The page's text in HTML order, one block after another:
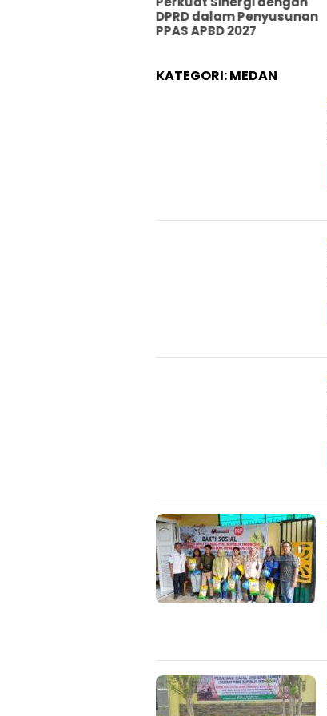
DPRD dalam Penyusunan
PPAS APBD 2027
KATEGORI:MEDAN